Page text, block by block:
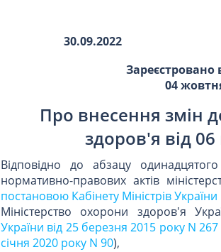
30.09.2022
Зареєстровано
04
Про внесення змін
здоров'я від
Відповідно до абзацу
нормативно-правових актів
постановою Кабінету Міністрів
Міністерство охорони здоров'я
України від 25 березня 2015 року N 267
січня 2020 року N 90),